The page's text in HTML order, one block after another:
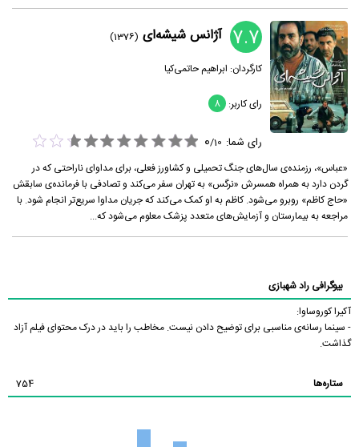
7.7 آژانس شیشه‌ای (1376)
کارگردان: ابراهیم حاتمی‌کیا
رای کاربر: 8
رای شما: 0/10
«عباس»، رزمنده‌ی سال‌های جنگ تحمیلی و کشاورز فعلی، برای مداوای ناراحتی که در
گردن دارد به همراه همسرش «نرگس» به تهران سفر می‌کند و تصادفی با فرمانده‌ی سابقش
«حاج کاظم» روبرو می‌شود. کاظم به او کمک می‌کند که جریان مداوا سریع‌تر انجام شود. با
مراجعه به بیمارستان و آزمایش‌های متعدد پزشک معلوم می‌شود که...
بیوگرافی راد شهبازی
آکیرا کوروساوا:
- سینما رسانه‌ی مناسبی برای توضیح دادن نیست. مخاطب را باید در درک محتوای فیلم آزاد
گذاشت.
ستاره‌ها 754